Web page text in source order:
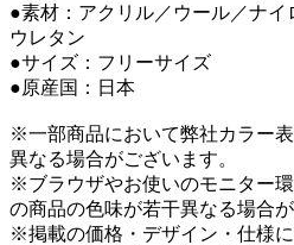
●素材：アクリル／ウール／ナイ
ウレタン
●サイズ：フリーサイズ
●原産国：日本
※一部商品において弊社カラー
異なる場合がございます。
※ブラウザやお使いのモニター
の商品の色味が若干異なる場合が
※掲載の価格・デザイン・仕様